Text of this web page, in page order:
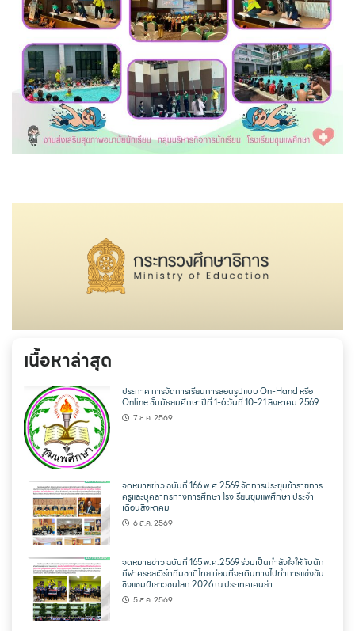
เนื้อหาล่าสุด
ประกาศ การจัดการเรียนการสอนรูปแบบ On-Hand หรือ
Online ชั้นมัธยมศึกษาปีที่ 1-6 วันที่ 10-21 สิงหาคม 2569
7 ส.ค. 2569
จดหมายข่าว ฉบับที่ 166 พ.ศ.2569 จัดการประชุมข้าราชการ
ครูและบุคลากรทางการศึกษา โรงเรียนชุมแพศึกษา ประจำ
เดือนสิงหาคม
6 ส.ค. 2569
จดหมายข่าว ฉบับที่ 165 พ.ศ.2569 ร่วมเป็นกำลังใจให้กับนัก
กีฬาครอสเวิร์ดทีมชาติไทย ก่อนที่จะเดินทางไปทำการแข่งขัน
ชิงแชมป์เยาวชนโลก 2026 ณ ประเทศเคนย่า
5 ส.ค. 2569